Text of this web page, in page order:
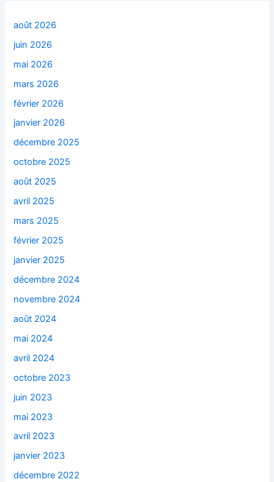
août 2026
juin 2026
mai 2026
mars 2026
février 2026
janvier 2026
décembre 2025
octobre 2025
août 2025
avril 2025
mars 2025
février 2025
janvier 2025
décembre 2024
novembre 2024
août 2024
mai 2024
avril 2024
octobre 2023
juin 2023
mai 2023
avril 2023
janvier 2023
décembre 2022